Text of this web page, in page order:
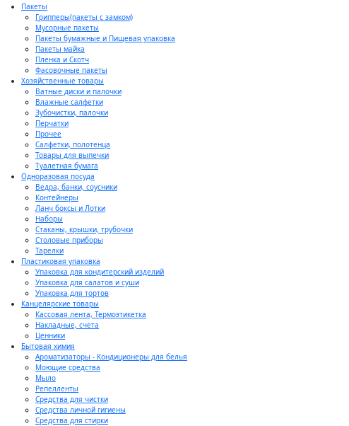
Пакеты
Грипперы(пакеты с замком)
Мусорные пакеты
Пакеты бумажные и Пищевая упаковка
Пакеты майка
Пленка и Скотч
Фасовочные пакеты
Хозяйственные товары
Ватные диски и палочки
Влажные салфетки
Зубочистки, палочки
Перчатки
Прочее
Салфетки, полотенца
Товары для выпечки
Туалетная бумага
Одноразовая посуда
Ведра, банки, соусники
Контейнеры
Ланч боксы и Лотки
Наборы
Стаканы, крышки, трубочки
Столовые приборы
Тарелки
Пластиковая упаковка
Упаковка для кондитерский изделий
Упаковка для салатов и суши
Упаковка для тортов
Канцелярские товары
Кассовая лента, Термоэтикетка
Накладные, счета
Ценники
Бытовая химия
Ароматизаторы - Кондиционеры для белья
Моющие средства
Мыло
Репелленты
Средства для чистки
Средства личной гигиены
Средства для стирки